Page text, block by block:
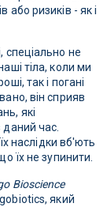
або ризиків - як і
спеціально не
тіла, коли ми
так і погані
він сприяв
які
час.
наслідки вб'ють
їх не зупинити.
Bioscience
який